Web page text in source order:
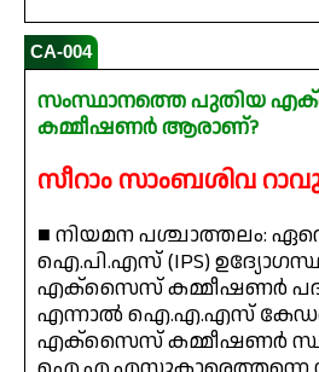
CA-004
സംസ്ഥാനത്തെ പുതിയ
കമ്മീഷണർ ആരാണ്?
സീറാം സാംബശിവ
■ നിയമന പശ്ചാത്തലം:
ഐ.പി.എസ് (IPS)
എക്സൈസ് കമ്മീഷണർ
എന്നാൽ ഐ.എ.എസ് കേഡർ
എക്സൈസ് കമ്മീഷണർ